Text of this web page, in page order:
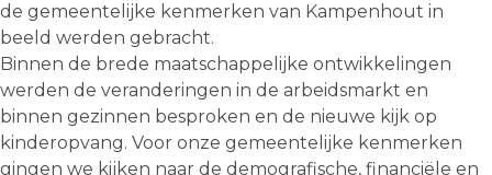
de gemeentelijke kenmerken van Kampenhout in
beeld werden gebracht.
Binnen de brede maatschappelijke ontwikkelingen
werden de veranderingen in de arbeidsmarkt en
binnen gezinnen besproken en de nieuwe kijk op
kinderopvang. Voor onze gemeentelijke kenmerken
gingen we kijken naar de demografische, financiële en